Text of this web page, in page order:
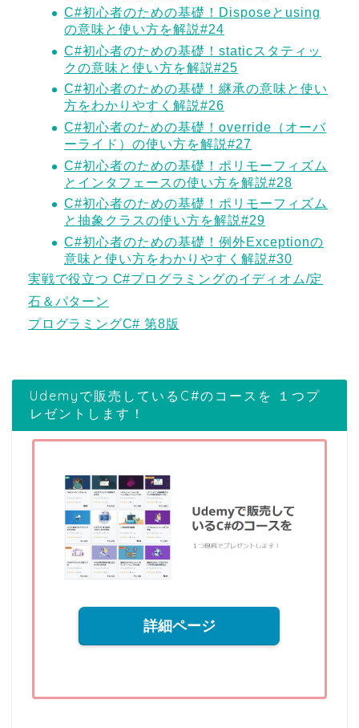
C#初心者のための基礎！Disposeとusing
の意味と使い方を解説#24
C#初心者のための基礎！staticスタティッ
クの意味と使い方を解説#25
C#初心者のための基礎！継承の意味と使い
方をわかりやすく解説#26
C#初心者のための基礎！override（オーバ
ーライド）の使い方を解説#27
C#初心者のための基礎！ポリモーフィズム
とインタフェースの使い方を解説#28
C#初心者のための基礎！ポリモーフィズム
と抽象クラスの使い方を解説#29
C#初心者のための基礎！例外Exceptionの
意味と使い方をわかりやすく解説#30
実戦で役立つ C#プログラミングのイディオム/定
石＆パターン
プログラミングC# 第8版
Udemyで販売しているC#のコースを １つプ
レゼントします！
詳細ページ